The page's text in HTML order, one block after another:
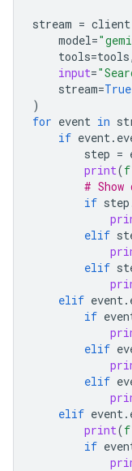
stream = client
model=
tools=tools,
input=
stream=True
)
for event in
if event.
step =
print(f
#
if step
elif
elif
elif event.
if
elif
elif
elif event.
print(f
if